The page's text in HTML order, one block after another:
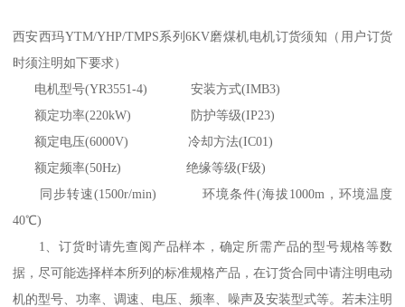
西安西玛YTM/YHP/TMPS系列6KV磨煤机电机订货须知（用户订货
时须注明如下要求）
电机型号(YR3551-4) 安装方式(IMB3)
额定功率(220kW) 防护等级(IP23)
额定电压(6000V) 冷却方法(IC01)
额定频率(50Hz) 绝缘等级(F级)
同步转速(1500r/min) 环境条件(海拔1000m，环境温度
40℃)
1、订货时请先查阅产品样本，确定所需产品的型号规格等数
据，尽可能选择样本所列的标准规格产品，在订货合同中请注明电动
机的型号、功率、调速、电压、频率、噪声及安装型式等。若未注明